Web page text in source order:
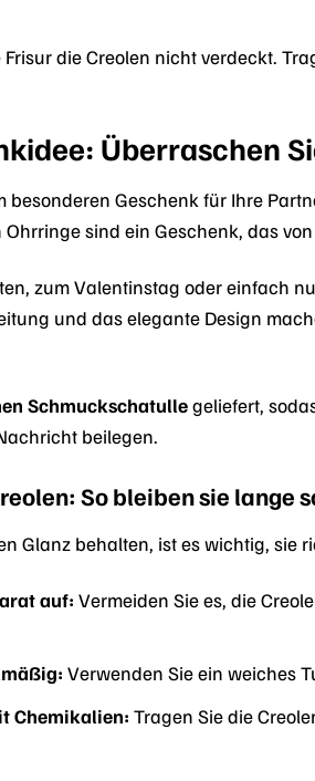
die Creolen nicht verdeckt.
Überraschen
Geschenk für Ihre
Ohrringe sind ein Geschenk, das
zum Valentinstag oder einfach
und das elegante Design
Schmuckschatullegeliefert,
beilegen.
So bleiben sie lange
Glanz behalten, ist es wichtig, sie
auf: Vermeiden Sie es, die
Verwenden Sie ein weiches
Chemikalien: Tragen Sie die